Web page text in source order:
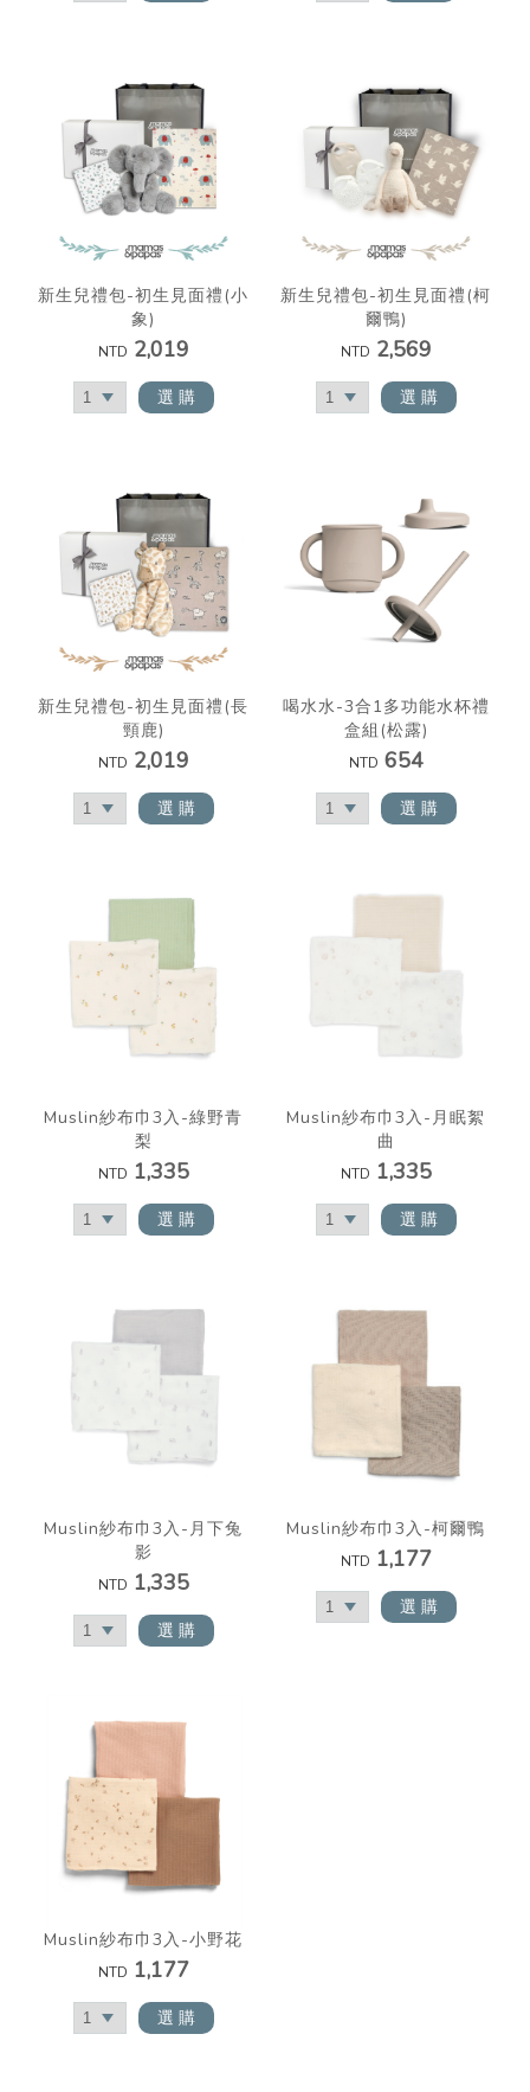
新生兒禮包-初生見面禮(小
象)
NTD 2,019
選 購
新生兒禮包-初生見面禮(柯
爾鴨)
NTD 2,569
選 購
新生兒禮包-初生見面禮(長
頸鹿)
NTD 2,019
選 購
喝水水-3合1多功能水杯禮
盒組(松露)
NTD 654
選 購
Muslin紗布巾3入-綠野青
梨
NTD 1,335
選 購
Muslin紗布巾3入-月眠絮
曲
NTD 1,335
選 購
Muslin紗布巾3入-月下兔
影
NTD 1,335
選 購
Muslin紗布巾3入-柯爾鴨
NTD 1,177
選 購
Muslin紗布巾3入-小野花
NTD 1,177
選 購